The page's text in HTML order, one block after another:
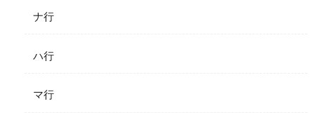
ナ行
ハ行
マ行